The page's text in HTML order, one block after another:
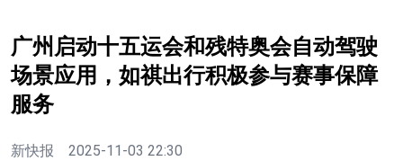
广州启动十五运会和残特奥会自动驾驶
场景应用，如祺出行积极参与赛事保障
服务
新快报 2025-11-03 22:30